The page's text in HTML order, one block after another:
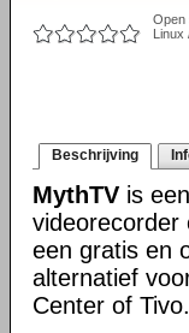
Open
Linux
Beschrijving
MythTV is
videorecorder
een gratis en
alternatief
Center of Tivo.